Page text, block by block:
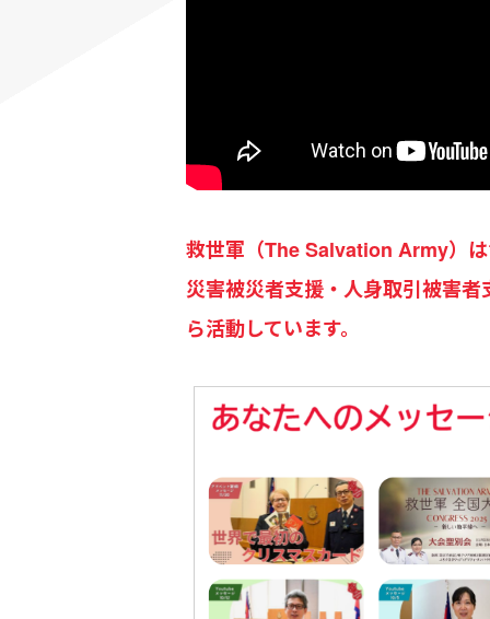
救世軍（The Salvation Army）
災害被災者支援・人身取引被害
ら活動しています。